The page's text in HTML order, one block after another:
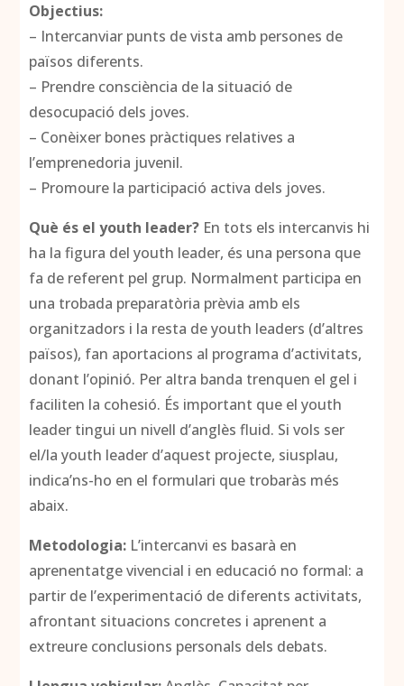
Objectius:
– Intercanviar punts de vista amb persones de
països diferents.
– Prendre consciència de la situació de
desocupació dels joves.
– Conèixer bones pràctiques relatives a
l’emprenedoria juvenil.
– Promoure la participació activa dels joves.
Què és el youth leader? En tots els intercanvis hi
ha la figura del youth leader, és una persona que
fa de referent pel grup. Normalment participa en
una trobada preparatòria prèvia amb els
organitzadors i la resta de youth leaders (d’altres
països), fan aportacions al programa d’activitats,
donant l’opinió. Per altra banda trenquen el gel i
faciliten la cohesió. És important que el youth
leader tingui un nivell d’anglès fluid. Si vols ser
el/la youth leader d’aquest projecte, siusplau,
indica’ns-ho en el formulari que trobaràs més
abaix.
Metodologia: L’intercanvi es basarà en
aprenentatge vivencial i en educació no formal: a
partir de l’experimentació de diferents activitats,
afrontant situacions concretes i aprenent a
extreure conclusions personals dels debats.